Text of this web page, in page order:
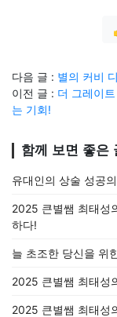
다음 글 : 별의 커비
이전 글 : 더 그레이
는 기회!
함께 보면 좋은
유대인의 상술 성공
2025 큰별쌤 최태성
하다!
늘 초조한 당신을 위
2025 큰별쌤 최태성
2025 큰별쌤 최태성